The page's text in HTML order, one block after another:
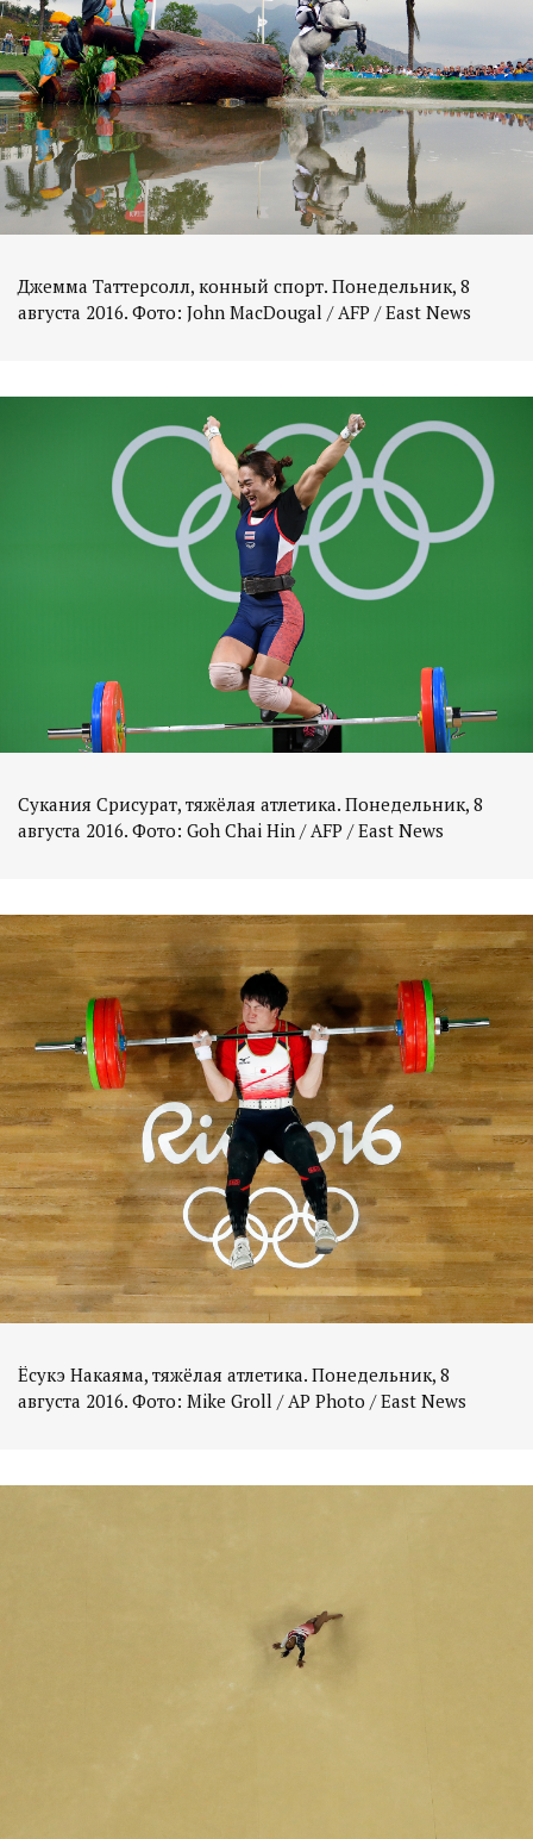
Джемма Таттерсолл, конный спорт. Понедельник, 8
августа 2016. Фото: John MacDougal / AFP / East News
Сукания Срисурат, тяжёлая атлетика. Понедельник, 8
августа 2016. Фото: Goh Chai Hin / AFP / East News
Ёсукэ Накаяма, тяжёлая атлетика. Понедельник, 8